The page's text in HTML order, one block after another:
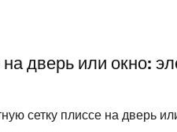
дверь или окно:
сетку плиссе на дверь